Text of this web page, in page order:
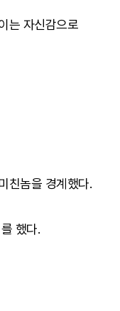
는 자신감으로
친놈을 경계했다.
했다.